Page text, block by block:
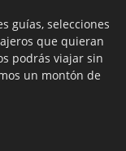
guías, selecciones
que quieran
podrás viajar sin
un montón de